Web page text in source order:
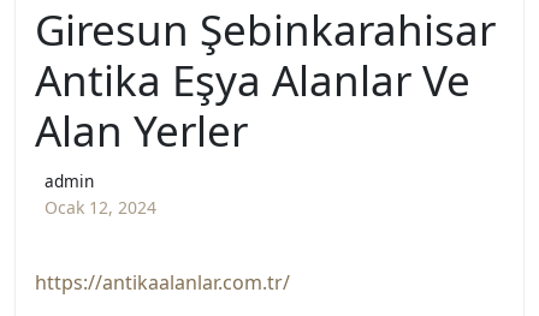
Giresun Şebinkarahisar
Antika Eşya Alanlar Ve
Alan Yerler
admin
Ocak 12, 2024
https://antikaalanlar.com.tr/